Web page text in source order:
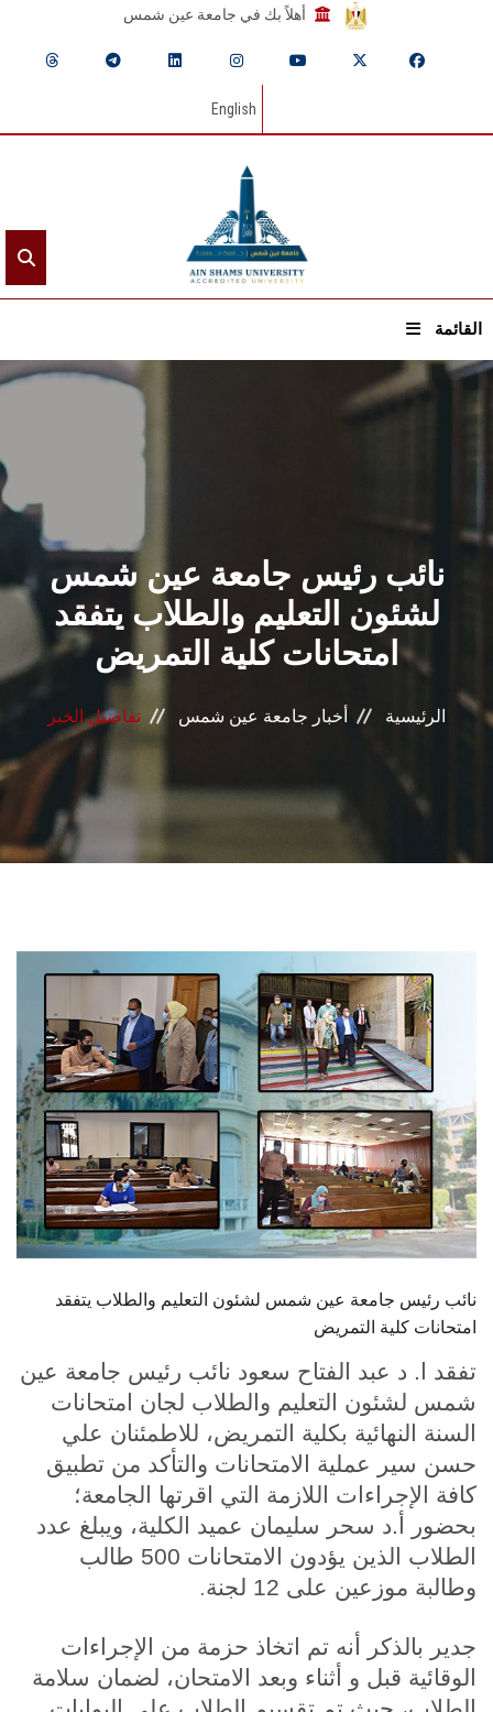
أهلاً بك في جامعة عين شمس
English
القائمة
الرئيسيـة
القطاعـات
الشئون الأكاديمية
البحث العلمي
المراكز والوحدات
الأنظمة الذكية
هيئة التدريس
الدراسات العليا
الخريجين
الموظفون
الزائـرون
سجل الان
نائب رئيس جامعة عين شمس
لشئون التعليم والطلاب يتفقد
امتحانات كلية التمريض
الرئيسية أخبار جامعة عين شمس تفاصيل الخبر
نائب رئيس جامعة عين شمس لشئون التعليم والطلاب يتفقد
امتحانات كلية التمريض
تفقد ا. د عبد الفتاح سعود نائب رئيس جامعة عين
شمس لشئون التعليم والطلاب لجان امتحانات
السنة النهائية بكلية التمريض، للاطمئنان علي
حسن سير عملية الامتحانات والتأكد من تطبيق
كافة الإجراءات اللازمة التي اقرتها الجامعة؛
بحضور أ.د سحر سليمان عميد الكلية، ويبلغ عدد
الطلاب الذين يؤدون الامتحانات 500 طالب
وطالبة موزعين على 12 لجنة
.
جدير بالذكر أنه تم اتخاذ حزمة من الإجراءات
الوقائية قبل و أثناء وبعد الامتحان، لضمان سلامة